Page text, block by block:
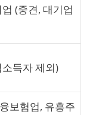
(중견, 대기업
득자 제외)
보험업, 유흥주